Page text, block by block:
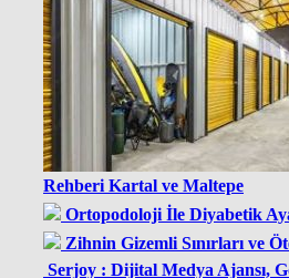
Rehberi Kartal ve Maltepe
Ortopodoloji İle Diyabetik
Zihnin Gizemli Sınırları ve
Serjoy : Dijital Medya Ajansı, Google Reklam Ajansı, SEO